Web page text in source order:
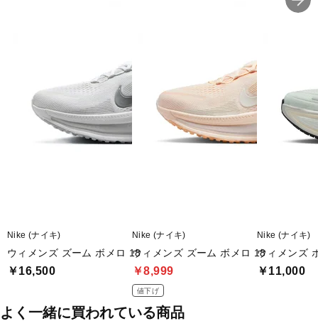
Nike (ナイキ)
ウィメンズ ズーム ボメロ 18
￥16,500
Nike (ナイキ)
ウィメンズ ズーム ボメロ 18
￥8,999
値下げ
Nike (ナイキ)
ウィメンズ
￥11,000
よく一緒に買われている商品